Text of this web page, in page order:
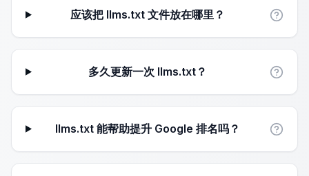
应该把 llms.txt 文件放在哪里？
多久更新一次 llms.txt？
llms.txt 能帮助提升 Google 排名吗？